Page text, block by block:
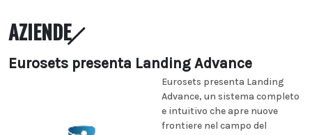
AZIENDE
Eurosets presenta Landing Advance
Eurosets presenta Landing
Advance, un sistema completo
e intuitivo che apre nuove
frontiere nel campo del